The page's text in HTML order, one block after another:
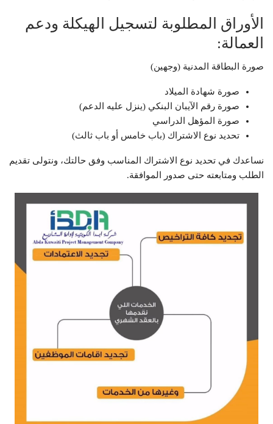
الأوراق المطلوبة لتسجيل الهيكلة ودعم
العمالة:
صورة البطاقة المدنية (وجهين)
صورة شهادة الميلاد
صورة رقم الآيبان البنكي (ينزل عليه الدعم)
صورة المؤهل الدراسي
تحديد نوع الاشتراك (باب خامس أو باب ثالث)
نساعدك في تحديد نوع الاشتراك المناسب وفق حالتك، ونتولى تقديم
الطلب ومتابعته حتى صدور الموافقة.